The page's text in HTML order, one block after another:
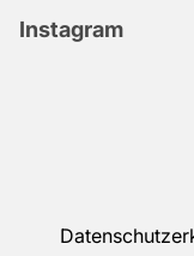
Instagram